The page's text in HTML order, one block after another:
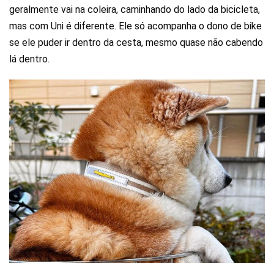
geralmente vai na coleira, caminhando do lado da bicicleta,
mas com Uni é diferente. Ele só acompanha o dono de bike
se ele puder ir dentro da cesta, mesmo quase não cabendo
lá dentro.